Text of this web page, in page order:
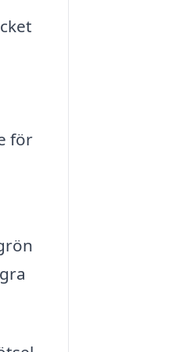
för